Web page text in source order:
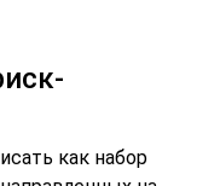
как набор